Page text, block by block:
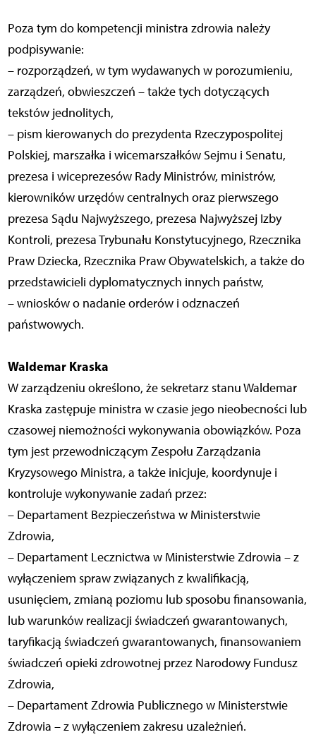
Poza tym do kompetencji ministra zdrowia należy
podpisywanie:
– rozporządzeń, w tym wydawanych w porozumieniu,
zarządzeń, obwieszczeń – także tych dotyczących
tekstów jednolitych,
– pism kierowanych do prezydenta Rzeczypospolitej
Polskiej, marszałka i wicemarszałków Sejmu i Senatu,
prezesa i wiceprezesów Rady Ministrów, ministrów,
kierowników urzędów centralnych oraz pierwszego
prezesa Sądu Najwyższego, prezesa Najwyższej Izby
Kontroli, prezesa Trybunału Konstytucyjnego, Rzecznika
Praw Dziecka, Rzecznika Praw Obywatelskich, a także do
przedstawicieli dyplomatycznych innych państw,
– wniosków o nadanie orderów i odznaczeń
państwowych.
Waldemar Kraska
W zarządzeniu określono, że sekretarz stanu Waldemar
Kraska zastępuje ministra w czasie jego nieobecności lub
czasowej niemożności wykonywania obowiązków. Poza
tym jest przewodniczącym Zespołu Zarządzania
Kryzysowego Ministra, a także inicjuje, koordynuje i
kontroluje wykonywanie zadań przez:
– Departament Bezpieczeństwa w Ministerstwie
Zdrowia,
– Departament Lecznictwa w Ministerstwie Zdrowia – z
wyłączeniem spraw związanych z kwalifikacją,
usunięciem, zmianą poziomu lub sposobu finansowania,
lub warunków realizacji świadczeń gwarantowanych,
taryfikacją świadczeń gwarantowanych, finansowaniem
świadczeń opieki zdrowotnej przez Narodowy Fundusz
Zdrowia,
– Departament Zdrowia Publicznego w Ministerstwie
Zdrowia – z wyłączeniem zakresu uzależnień.